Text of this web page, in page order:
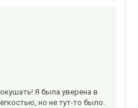
Я была уверена в
но не тут-то было.